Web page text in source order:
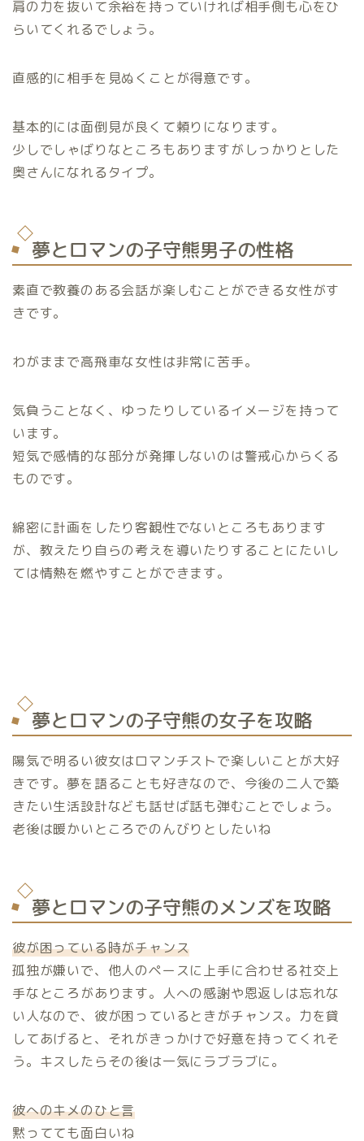
肩の力を抜いて余裕を持っていければ相手側も心をひ
らいてくれるでしょう。
直感的に相手を見ぬくことが得意です。
基本的には面倒見が良くて頼りになります。
少しでしゃばりなところもありますがしっかりとした
奥さんになれるタイプ。
夢とロマンの子守熊男子の性格
素直で教養のある会話が楽しむことができる女性がす
きです。
わがままで高飛車な女性は非常に苦手。
気負うことなく、ゆったりしているイメージを持って
います。
短気で感情的な部分が発揮しないのは警戒心からくる
ものです。
綿密に計画をしたり客観性でないところもあります
が、教えたり自らの考えを導いたりすることにたいし
ては情熱を燃やすことができます。
夢とロマンの子守熊の女子を攻略
陽気で明るい彼女はロマンチストで楽しいことが大好
きです。夢を語ることも好きなので、今後の二人で築
きたい生活設計なども話せば話も弾むことでしょう。
老後は暖かいところでのんびりとしたいね
夢とロマンの子守熊のメンズを攻略
彼が困っている時がチャンス
孤独が嫌いで、他人のペースに上手に合わせる社交上
手なところがあります。人への感謝や恩返しは忘れな
い人なので、彼が困っているときがチャンス。力を貸
してあげると、それがきっかけで好意を持ってくれそ
う。キスしたらその後は一気にラブラブに。
彼へのキメのひと言
黙ってても面白いね